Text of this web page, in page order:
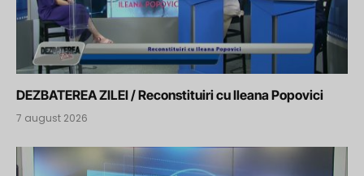
DEZBATEREA ZILEI / Reconstituiri cu Ileana Popovici
7 august 2026